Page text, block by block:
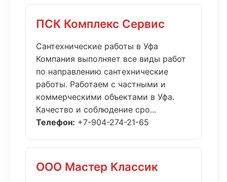
ПСК Комплекс Сервис
Сантехнические работы в Уфа
Компания выполняет все виды работ
по направлению сантехнические
работы. Работаем с частными и
коммерческими объектами в Уфа.
Качество и соблюдение сро...
Телефон: +7-904-274-21-65
ООО Мастер Классик